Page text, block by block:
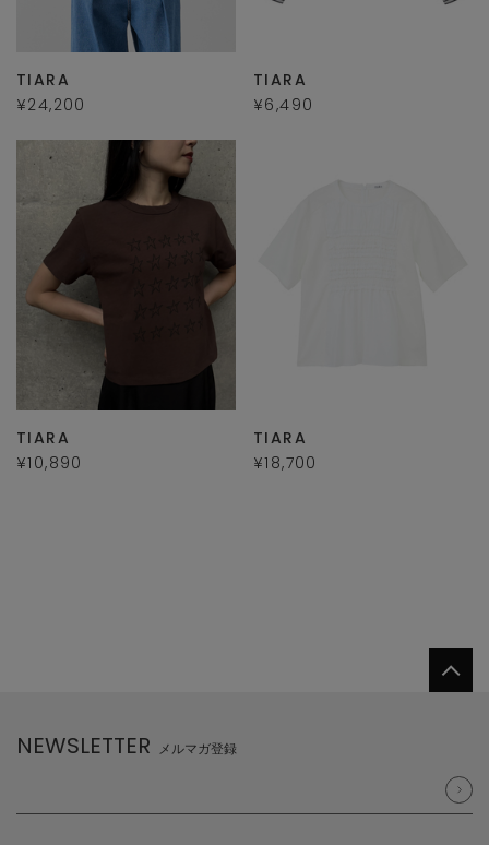
TIARA
¥24,200
TIARA
¥6,490
TIARA
¥10,890
TIARA
¥18,700
NEWSLETTER メルマガ登録